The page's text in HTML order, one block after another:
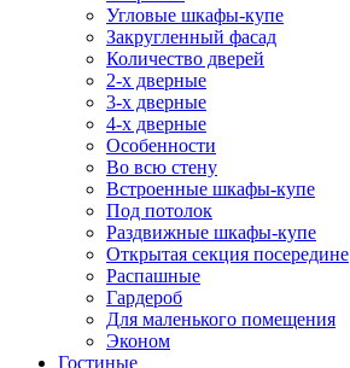
Угловые шкафы-купе
Закругленный фасад
Количество дверей
2-х дверные
3-х дверные
4-х дверные
Особенности
Во всю стену
Встроенные шкафы-купе
Под потолок
Раздвижные шкафы-купе
Открытая секция посередине
Распашные
Гардероб
Для маленького помещения
Эконом
Гостиные